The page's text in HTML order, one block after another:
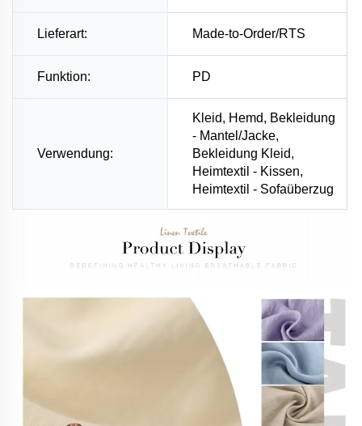
Lieferart: Made-to-Order/RTS
Funktion: PD
Verwendung:
Kleid, Hemd, Bekleidung
- Mantel/Jacke,
Bekleidung Kleid,
Heimtextil - Kissen,
Heimtextil - Sofaüberzug